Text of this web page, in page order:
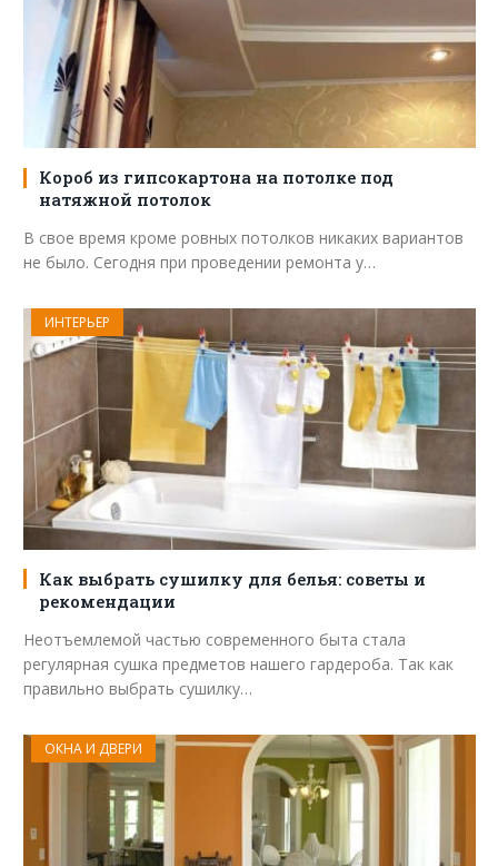
Короб из гипсокартона на потолке под
натяжной потолок
В свое время кроме ровных потолков никаких вариантов
не было. Сегодня при проведении ремонта у…
ИНТЕРЬЕР
Как выбрать сушилку для белья: советы и
рекомендации
Неотъемлемой частью современного быта стала
регулярная сушка предметов нашего гардероба. Так как
правильно выбрать сушилку…
ОКНА И ДВЕРИ